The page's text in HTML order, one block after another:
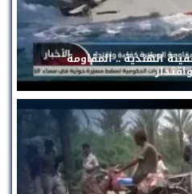
الهندية .. المقاومة